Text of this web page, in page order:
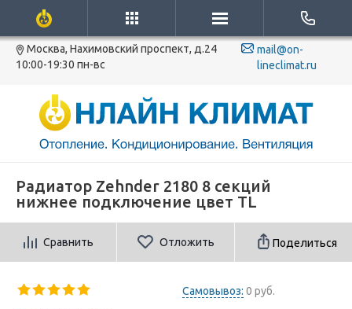
Москва, Нахимовский проспект, д.24
10:00-19:30 пн-вс
mail@on-
lineclimat.ru
Радиатор Zehnder 2180 8 секций
нижнее подключение цвет TL
Сравнить Отложить Поделиться
Самовывоз: 0 руб.